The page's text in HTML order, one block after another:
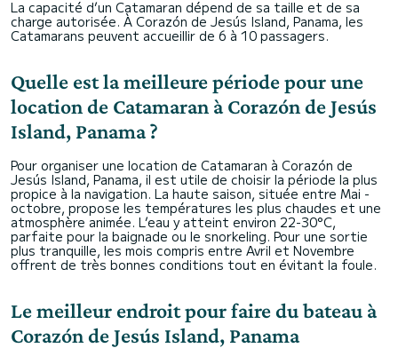
La capacité d’un Catamaran dépend de sa taille et de sa
charge autorisée. À Corazón de Jesús Island, Panama, les
Catamarans peuvent accueillir de 6 à 10 passagers.
Quelle est la meilleure période pour une
location de Catamaran à Corazón de Jesús
Island, Panama ?
Pour organiser une location de Catamaran à Corazón de
Jesús Island, Panama, il est utile de choisir la période la plus
propice à la navigation. La haute saison, située entre Mai -
octobre, propose les températures les plus chaudes et une
atmosphère animée. L’eau y atteint environ 22-30°C,
parfaite pour la baignade ou le snorkeling. Pour une sortie
plus tranquille, les mois compris entre Avril et Novembre
offrent de très bonnes conditions tout en évitant la foule.
Le meilleur endroit pour faire du bateau à
Corazón de Jesús Island, Panama